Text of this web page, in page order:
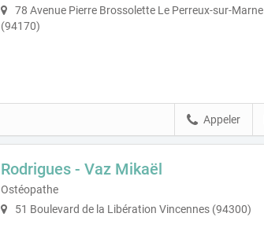
78 Avenue Pierre Brossolette Le Perreux-sur-Marne
(94170)
Appeler
Rodrigues - Vaz Mikaël
Ostéopathe
51 Boulevard de la Libération Vincennes (94300)